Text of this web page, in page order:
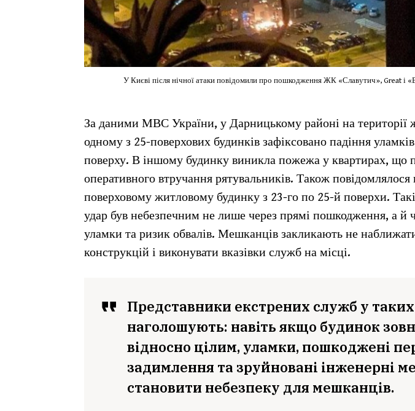
У Києві після нічної атаки повідомили про пошкодження ЖК «Славутич», Great і
За даними МВС України, у Дарницькому районі на території
одному з 25-поверхових будинків зафіксовано падіння
поверху. В іншому будинку виникла пожежа у квартирах, що
оперативного втручання рятувальників. Також
поверховому житловому будинку з 23-го по 25-й поверхи.
удар був небезпечним не лише через прямі пошкодження, а й
уламки та ризик обвалів. Мешканців закликають не
конструкцій і виконувати вказівки служб на місці.
Представники екстрених служб у
наголошують: навіть якщо будинок
відносно цілим, уламки, пошкоджені
задимлення та зруйновані інженерні
становити небезпеку для мешканців.